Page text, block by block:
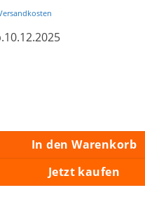
Album Art Poster Menge
In den Warenkorb
Jetzt kaufen